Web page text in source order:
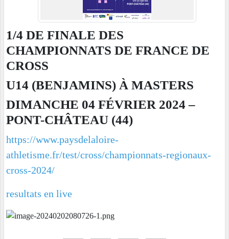
1/4 DE FINALE DES
CHAMPIONNATS DE FRANCE DE
CROSS
U14 (BENJAMINS) À MASTERS
DIMANCHE 04 FÉVRIER 2024 –
PONT-CHÂTEAU (44)
https://www.paysdelaloire-
athletisme.fr/test/cross/championnats-regionaux-
cross-2024/
resultats en live